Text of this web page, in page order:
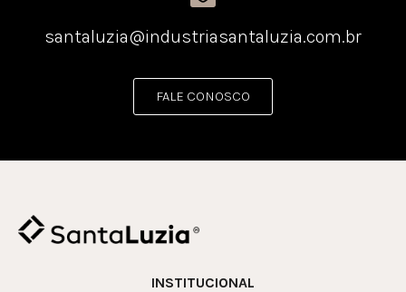
santaluzia@industriasantaluzia.com.br
FALE CONOSCO
INSTITUCIONAL